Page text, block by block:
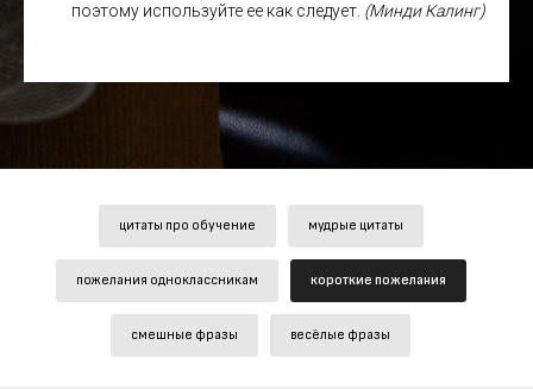
поэтому используйте ее как следует. (Минди Калинг)
цитаты про обучение мудрые цитаты
пожелания одноклассникам короткие пожелания
смешные фразы весёлые фразы